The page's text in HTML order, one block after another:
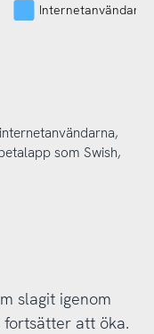
Internetanvändarna
som Swish,
slagit igenom
fortsätter att öka.